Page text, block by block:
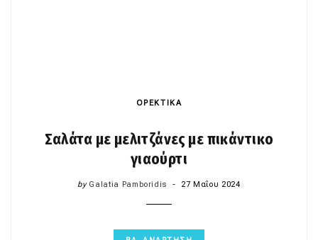
ΟΡΕΚΤΙΚΑ
Σαλάτα με μελιτζάνες με πικάντικο
γιαούρτι
by Galatia Pamboridis 27 Μαΐου 2024